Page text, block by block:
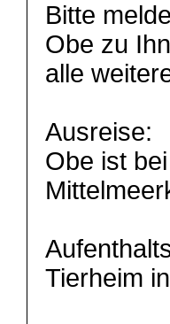
Bitte
Obe zu
alle
Ausreise:
Obe ist
Tierheim